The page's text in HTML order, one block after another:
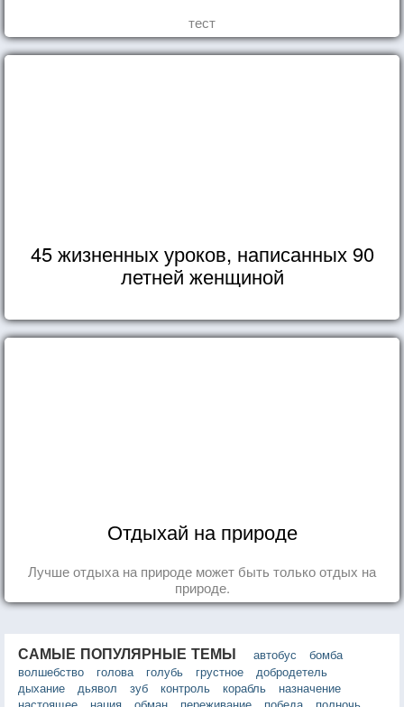
тест
45 жизненных уроков, написанных 90
летней женщиной
Отдыхай на природе
Лучше отдыха на природе может быть только отдых на
природе.
САМЫЕ ПОПУЛЯРНЫЕ ТЕМЫ автобус
бомба
волшебство
голова голубь грустное
добродетель
дыхание
дьявол зуб контроль корабль
назначение